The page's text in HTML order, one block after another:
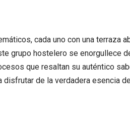
cada uno con una terraza
grupo hostelero se enorgullece
que resaltan su auténtico
de la verdadera esencia